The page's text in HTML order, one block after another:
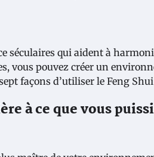
séculaires qui aident à
vous pouvez créer un
façons d’utiliser le Feng
à ce que vous